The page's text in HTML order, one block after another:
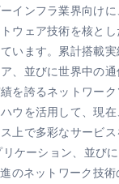
インフラ業界向け
ウェア技術を核と
います。累計搭載
、並びに世界中の
を誇るネットワー
ウを活用して、現
上で多彩なサービ
ケーション、並び
のネットワーク技